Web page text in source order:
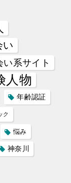
い
い系サイト
人物
年齢認証
ク
悩み
神奈川